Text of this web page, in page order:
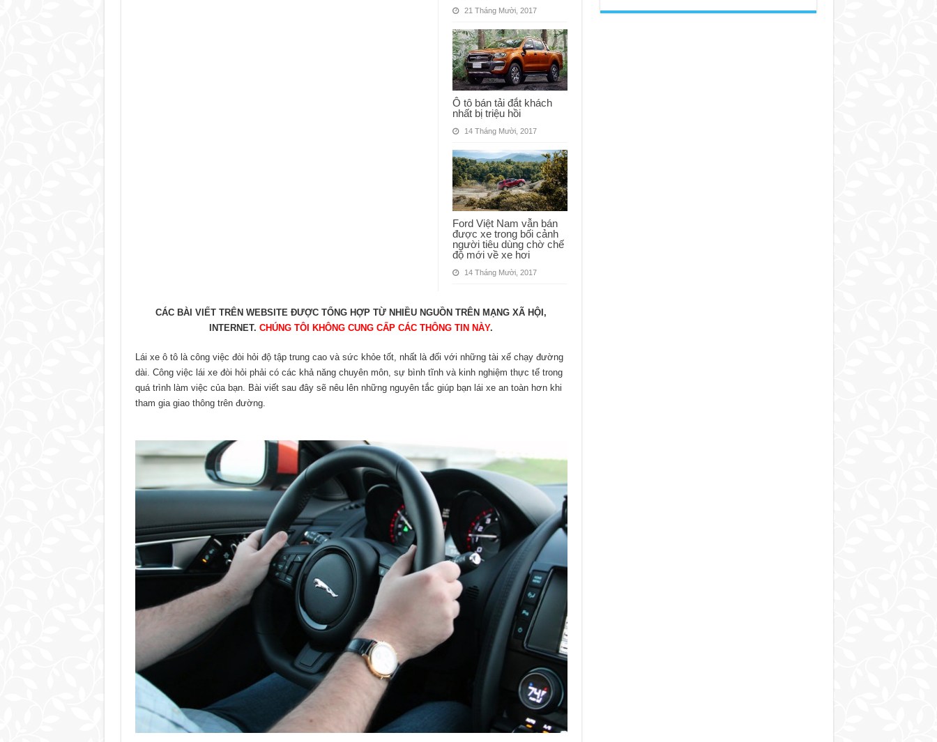
21 Tháng Mười, 2017
Ô tô bán tải đắt khách
nhất bị triệu hồi
14 Tháng Mười, 2017
Ford Việt Nam vẫn bán
được xe trong bối cảnh
người tiêu dùng chờ chế
độ mới về xe hơi
14 Tháng Mười, 2017
CÁC BÀI VIẾT TRÊN WEBSITE ĐƯỢC TỔNG HỢP TỪ NHIỀU NGUỒN TRÊN MẠNG XÃ HỘI,
INTERNET. CHÚNG TÔI KHÔNG CUNG CẤP CÁC THÔNG TIN NÀY.
Lái xe ô tô là công việc đòi hỏi độ tập trung cao và sức khỏe tốt, nhất là đối với những tài xế chạy đường
dài. Công việc lái xe đòi hỏi phải có các khả năng chuyên môn, sự bình tĩnh và kinh nghiệm thực tế trong
quá trình làm việc của bạn. Bài viết sau đây sẽ nêu lên những nguyên tắc giúp bạn lái xe an toàn hơn khi
tham gia giao thông trên đường.